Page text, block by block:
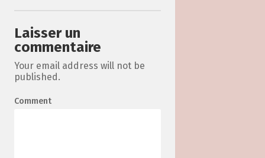
Laisser un
commentaire
Your email address will not be
published.
Comment